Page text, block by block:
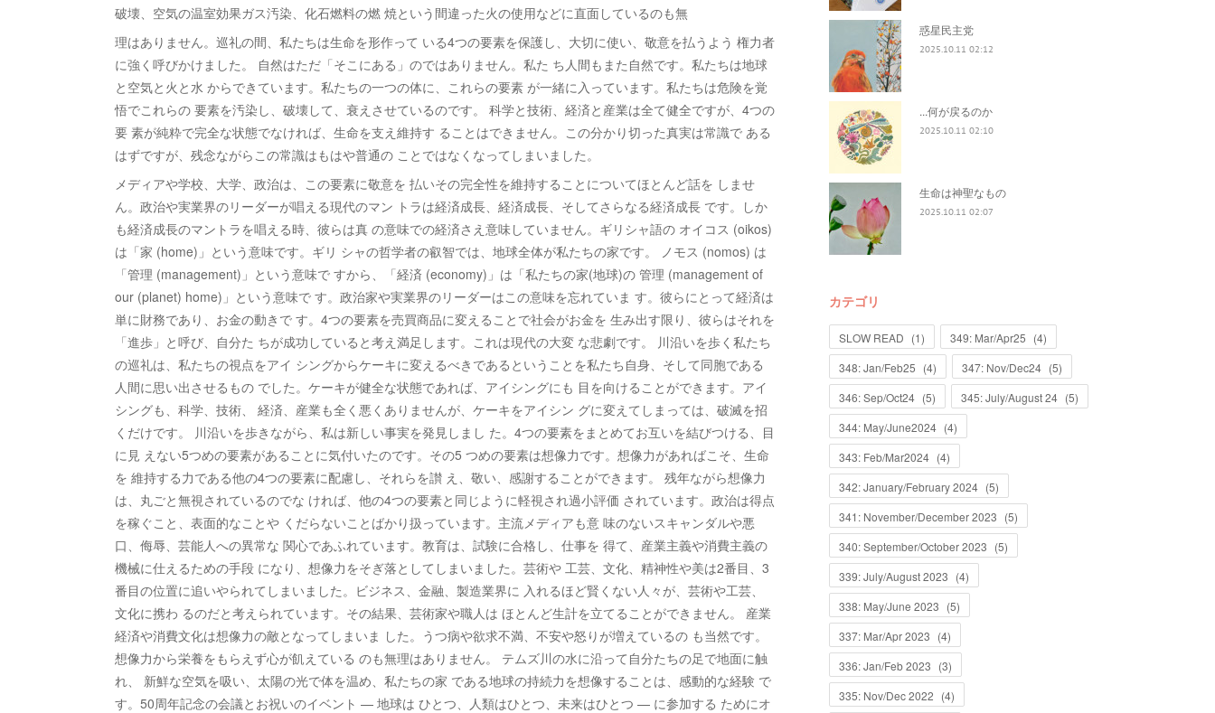
破壊、空気の温室効果ガス汚染、化石燃料の燃 焼という間違った火の使用などに直面しているのも無
理はありません。巡礼の間、私たちは生命を形作って いる4つの要素を保護し、大切に使い、敬意を払うよう 権力者
に強く呼びかけました。 自然はただ「そこにある」のではありません。私た ち人間もまた自然です。私たちは地球
と空気と火と水 からできています。私たちの一つの体に、これらの要素 が一緒に入っています。私たちは危険を覚
悟でこれらの 要素を汚染し、破壊して、衰えさせているのです。 科学と技術、経済と産業は全て健全ですが、4つの
要 素が純粋で完全な状態でなければ、生命を支え維持す ることはできません。この分かり切った真実は常識で ある
はずですが、残念ながらこの常識はもはや普通の ことではなくなってしまいました。
メディアや学校、大学、政治は、この要素に敬意を 払いその完全性を維持することについてほとんど話を しませ
ん。政治や実業界のリーダーが唱える現代のマン トラは経済成長、経済成長、そしてさらなる経済成長 です。しか
も経済成長のマントラを唱える時、彼らは真 の意味での経済さえ意味していません。ギリシャ語の オイコス (oikos)
は「家 (home)」という意味です。ギリ シャの哲学者の叡智では、地球全体が私たちの家です。 ノモス (nomos) は
「管理 (management)」という意味で すから、「経済 (economy)」は「私たちの家(地球)の 管理 (management of
our (planet) home)」という意味で す。政治家や実業界のリーダーはこの意味を忘れていま す。彼らにとって経済は
単に財務であり、お金の動きで す。4つの要素を売買商品に変えることで社会がお金を 生み出す限り、彼らはそれを
「進歩」と呼び、自分た ちが成功していると考え満足します。これは現代の大変 な悲劇です。 川沿いを歩く私たち
の巡礼は、私たちの視点をアイ シングからケーキに変えるべきであるということを私たち自身、そして同胞である
人間に思い出させるもの でした。ケーキが健全な状態であれば、アイシングにも 目を向けることができます。アイ
シングも、科学、技術、 経済、産業も全く悪くありませんが、ケーキをアイシン グに変えてしまっては、破滅を招
くだけです。 川沿いを歩きながら、私は新しい事実を発見しまし た。4つの要素をまとめてお互いを結びつける、目
に見 えない5つめの要素があることに気付いたのです。その5 つめの要素は想像力です。想像力があればこそ、生命
を 維持する力である他の4つの要素に配慮し、それらを讃 え、敬い、感謝することができます。 残年ながら想像力
は、丸ごと無視されているのでな ければ、他の4つの要素と同じように軽視され過小評価 されています。政治は得点
を稼ぐこと、表面的なことや くだらないことばかり扱っています。主流メディアも意 味のないスキャンダルや悪
口、侮辱、芸能人への異常な 関心であふれています。教育は、試験に合格し、仕事を 得て、産業主義や消費主義の
機械に仕えるための手段 になり、想像力をそぎ落としてしまいました。芸術や 工芸、文化、精神性や美は2番目、3
番目の位置に追いやられてしまいました。ビジネス、金融、製造業界に 入れるほど賢くない人々が、芸術や工芸、
文化に携わ るのだと考えられています。その結果、芸術家や職人は ほとんど生計を立てることができません。 産業
経済や消費文化は想像力の敵となってしまいま した。うつ病や欲求不満、不安や怒りが増えているの も当然です。
想像力から栄養をもらえず心が飢えている のも無理はありません。 テムズ川の水に沿って自分たちの足で地面に触
れ、 新鮮な空気を吸い、太陽の光で体を温め、私たちの家 である地球の持続力を想像することは、感動的な経験 で
す。50周年記念の会議とお祝いのイベント — 地球は ひとつ、人類はひとつ、未来はひとつ — に参加する ためにオ
惑星民主党
2025.10.11 02:12
...何が戻るのか
2025.10.11 02:10
生命は神聖なもの
2025.10.11 02:07
カテゴリ
SLOW READ (1) 349: Mar/Apr25 (4)
348: Jan/Feb25 (4) 347: Nov/Dec24 (5)
346: Sep/Oct24 (5) 345: July/August 24 (5)
344: May/June2024 (4)
343: Feb/Mar2024 (4)
342: January/February 2024 (5)
341: November/December 2023 (5)
340: September/October 2023 (5)
339: July/August 2023 (4)
338: May/June 2023 (5)
337: Mar/Apr 2023 (4)
336: Jan/Feb 2023 (3)
335: Nov/Dec 2022 (4)